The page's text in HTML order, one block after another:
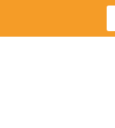
content